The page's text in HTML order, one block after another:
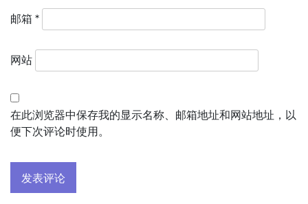
邮箱 *
网站
在此浏览器中保存我的显示名称、邮箱地址和网站地址，以
便下次评论时使用。